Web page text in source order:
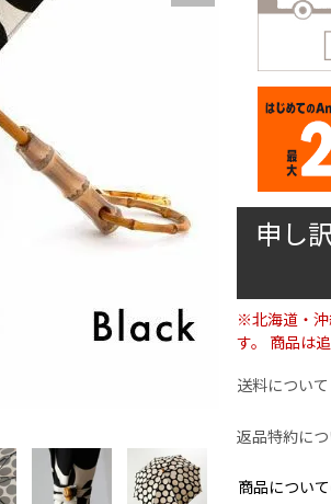
申し
※北海道・沖
す。 商品は
送料について
返品特約に
商品につい